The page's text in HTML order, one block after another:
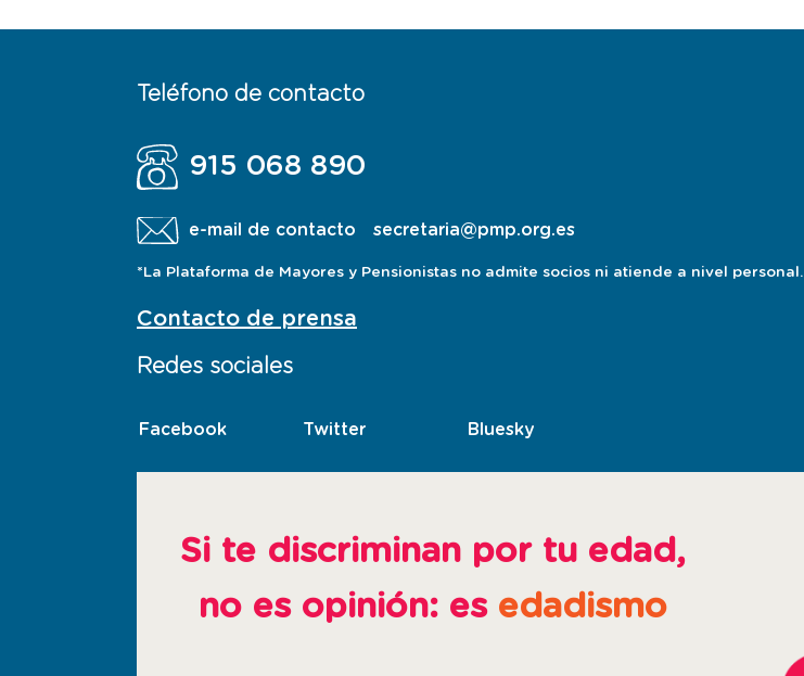
Teléfono de contacto
915 068 890
e-mail de contacto secretaria@pmp.org.es
*La Plataforma de Mayores y Pensionistas no admite socios ni atiende a nivel personal.
Contacto de prensa
Redes sociales
Facebook
esta
ventana
nueva
Twitter
esta
ventana
nueva
Bluesky
esta
ventana
nueva
Si te discriminan por tu edad,
no es opinión: es edadismo